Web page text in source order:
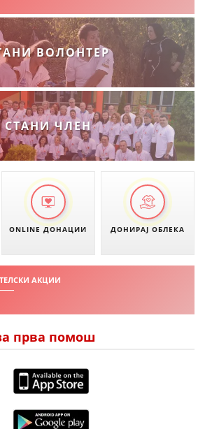
ВОЛОНТЕР
СТАНИ ЧЛЕН
ONLINE ДОНАЦИИ ДОНИРАЈ ОБЛЕКА
АКЦИИ
прва помош